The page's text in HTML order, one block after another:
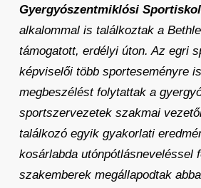
Gyergyószentmiklósi
alkalommal is találkoztak a
támogatott, erdélyi úton. Az egri
képviselői több sporteseményre
megbeszélést folytattak a
sportszervezetek szakmai
találkozó egyik gyakorlati
kosárlabda utónpótlásneveléssel
szakemberek megállapodtak